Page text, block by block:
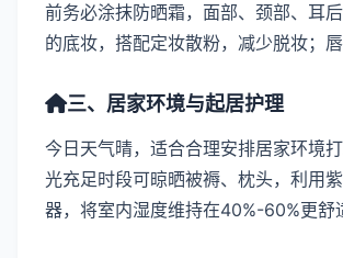
前务必涂抹防晒霜，面部、颈部、耳
的底妆，搭配定妆散粉，减少脱妆；
三、居家环境与起居护理
今日天气晴，适合合理安排居家环境
光充足时段可晾晒被褥、枕头，利用
器，将室内湿度维持在40%-60%更舒